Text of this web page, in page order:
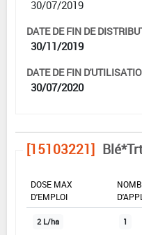
30/07/2019
DATE DE FIN DE
30/11/2019
DATE DE FIN
30/07/2020
[15103221]
DOSE MAX
D'EMPLOI
2 L/ha 1